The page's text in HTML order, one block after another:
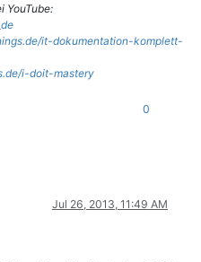
YouTube:
it-dokumentation-komplett-
i-doit-mastery
0
Jul 26, 2013, 11:49 AM